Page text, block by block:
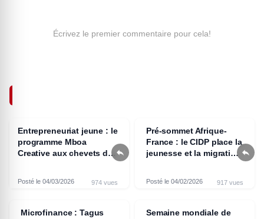
Écrivez le premier commentaire pour cela!
Entrepreneuriat jeune : le
programme Mboa
Creative aux chevets de
Posté le 04/03/2026 974 vues

Pré-sommet Afrique-
France : le CIDP place la
jeunesse et la migration
Posté le 04/02/2026 917 vues

Microfinance : Tagus
Semaine mondiale de